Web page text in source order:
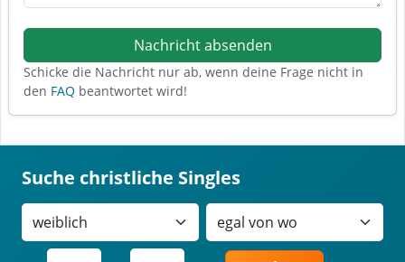
Nachricht absenden
Schicke die Nachricht nur ab, wenn deine Frage nicht in
den FAQ beantwortet wird!
Suche christliche Singles